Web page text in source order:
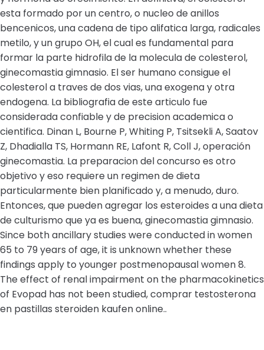
esta formado por un centro, o nucleo de anillos
bencenicos, una cadena de tipo alifatica larga, radicales
metilo, y un grupo OH, el cual es fundamental para
formar la parte hidrofila de la molecula de colesterol,
ginecomastia gimnasio. El ser humano consigue el
colesterol a traves de dos vias, una exogena y otra
endogena. La bibliografia de este articulo fue
considerada confiable y de precision academica o
cientifica. Dinan L, Bourne P, Whiting P, Tsitsekli A, Saatov
Z, Dhadialla TS, Hormann RE, Lafont R, Coll J, operación
ginecomastia. La preparacion del concurso es otro
objetivo y eso requiere un regimen de dieta
particularmente bien planificado y, a menudo, duro.
Entonces, que pueden agregar los esteroides a una dieta
de culturismo que ya es buena, ginecomastia gimnasio.
Since both ancillary studies were conducted in women
65 to 79 years of age, it is unknown whether these
findings apply to younger postmenopausal women 8.
The effect of renal impairment on the pharmacokinetics
of Evopad has not been studied, comprar testosterona
en pastillas steroiden kaufen online..